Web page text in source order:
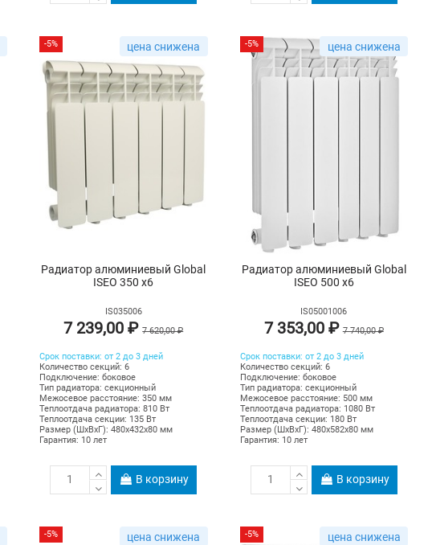
цена снижена
-5%
Радиатор алюминиевый Global
ISEO 350 х6
IS035006
7 239,00 ₽7 620,00 ₽
Срок поставки: от 2 до 3 дней
Количество секций: 6
Подключение: боковое
Тип радиатора: секционный
Межосевое расстояние: 350 мм
Теплоотдача радиатора: 810 Вт
Теплоотдача секции: 135 Вт
Размер (ШхВхГ): 480х432х80 мм
Гарантия: 10 лет
В корзину
цена снижена
-5%
Радиатор алюминиевый Global
ISEO 500 х6
IS05001006
7 353,00 ₽7 740,00 ₽
Срок поставки: от 2 до 3 дней
Количество секций: 6
Подключение: боковое
Тип радиатора: секционный
Межосевое расстояние: 500 мм
Теплоотдача радиатора: 1080 Вт
Теплоотдача секции: 180 Вт
Размер (ШхВхГ): 480х582х80 мм
Гарантия: 10 лет
В корзину
цена снижена
-5% цена снижена
-5%